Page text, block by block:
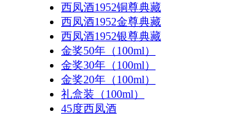
西凤酒1952铜尊典藏
西凤酒1952金尊典藏
西凤酒1952银尊典藏
金奖50年（100ml）
金奖30年（100ml）
金奖20年（100ml）
礼盒装（100ml）
45度西凤酒